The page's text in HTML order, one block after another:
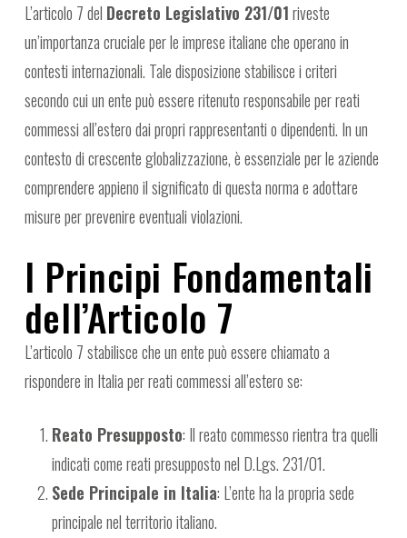
L’articolo 7 del Decreto Legislativo 231/01riveste
un’importanza cruciale per le imprese italiane che operano in
contesti internazionali. Tale disposizione stabilisce i criteri
secondo cui un ente può essere ritenuto responsabile per reati
commessi all’estero dai propri rappresentanti o dipendenti. In un
contesto di crescente globalizzazione, è essenziale per le aziende
comprendere appieno il significato di questa norma e adottare
misure per prevenire eventuali violazioni.
I Principi Fondamentali
dell’Articolo 7
L’articolo 7 stabilisce che un ente può essere chiamato a
rispondere in Italia per reati commessi all’estero se:
Reato Presupposto: Il reato commesso rientra tra quelli
indicati come reati presupposto nel D.Lgs. 231/01.
Sede Principale in Italia: L’ente ha la propria sede
principale nel territorio italiano.